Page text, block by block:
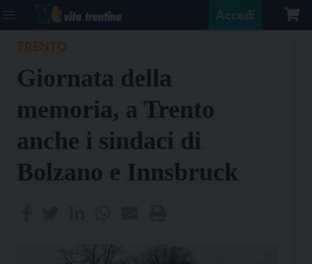
Accedi
Giornata della
memoria, a Trento
anche i sindaci di
Bolzano e Innsbruck